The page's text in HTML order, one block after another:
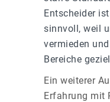
Entscheider
sinnvoll, weil
vermieden
Bereiche
Ein weiterer
Erfahrung mit